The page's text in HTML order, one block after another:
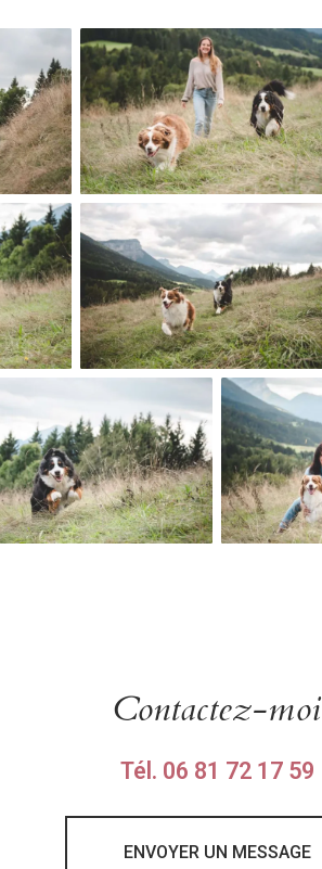
Contactez-moi
Tél. 06 81 72 17 59
ENVOYER UN MESSAGE